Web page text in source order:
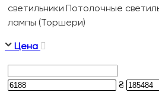
светильники Потолочные
лампы (Торшери)
Цена
₴